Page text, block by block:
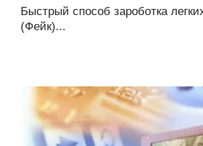
Быстрый способ зароботка
(Фейк)...